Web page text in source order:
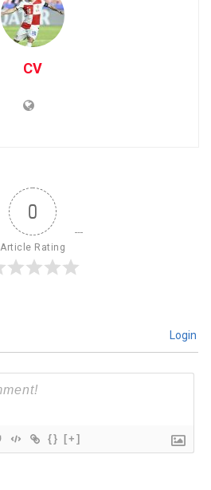
CV
0
Article Rating
Login
{} [+]